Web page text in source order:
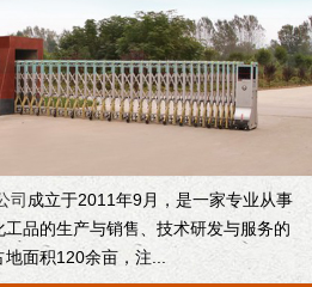
司 成立于2011年9月，是一家专业从事
品的生产与销售、技术研发与服务的
面积120余亩，注...